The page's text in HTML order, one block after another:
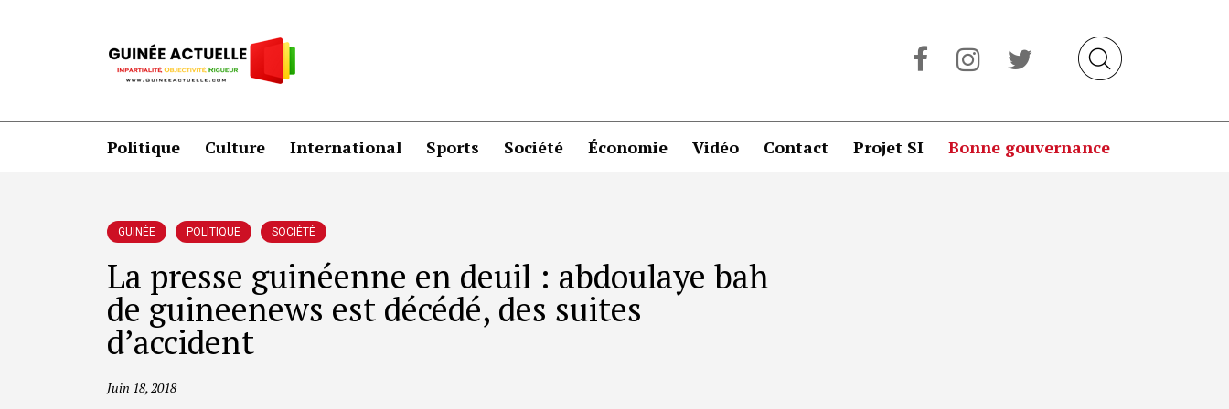
Politique Culture International Sports Société Économie Vidéo Contact Projet SI Bonne gouvernance
GUINÉE POLITIQUE SOCIÉTÉ
La presse guinéenne en deuil : abdoulaye bah
de guineenews est décédé, des suites
d’accident
Juin 18, 2018